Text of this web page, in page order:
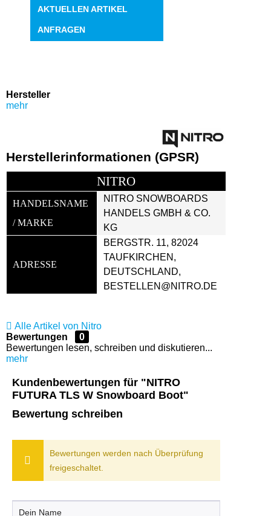
AKTUELLEN ARTIKEL
ANFRAGEN
Hersteller
mehr
Herstellerinformationen (GPSR)
NITRO
HANDELSNAME
/ MARKE
NITRO SNOWBOARDS
HANDELS GMBH & CO.
KG
ADRESSE
BERGSTR. 11, 82024
TAUFKIRCHEN,
DEUTSCHLAND,
BESTELLEN@NITRO.DE
Alle Artikel von Nitro
Bewertungen
0
Bewertungen lesen, schreiben und diskutieren...
mehr
Kundenbewertungen für "NITRO
FUTURA TLS W Snowboard Boot"
Bewertung schreiben
Bewertungen werden nach Überprüfung
freigeschaltet.